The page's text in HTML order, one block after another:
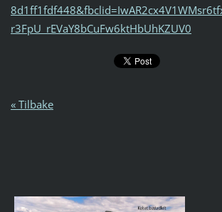
r3FpU_rEVaY8bCuFw6ktHbUhKZUV0
« Tilbake